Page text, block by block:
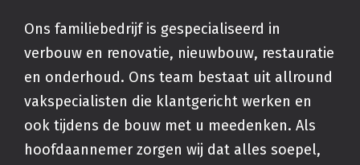
Ons familiebedrijf is gespecialiseerd in
verbouw en renovatie, nieuwbouw, restauratie
en onderhoud. Ons team bestaat uit allround
vakspecialisten die klantgericht werken en
ook tijdens de bouw met u meedenken. Als
hoofdaannemer zorgen wij dat alles soepel,